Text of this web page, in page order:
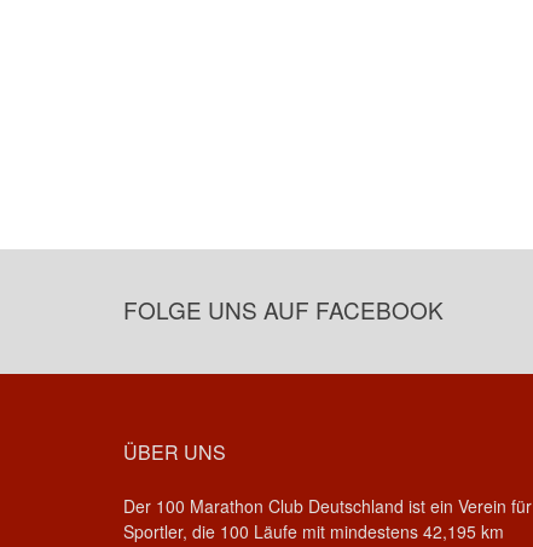
FOLGE UNS AUF FACEBOOK
ÜBER UNS
Der 100 Marathon Club Deutschland ist ein Verein für
Sportler, die 100 Läufe mit mindestens 42,195 km